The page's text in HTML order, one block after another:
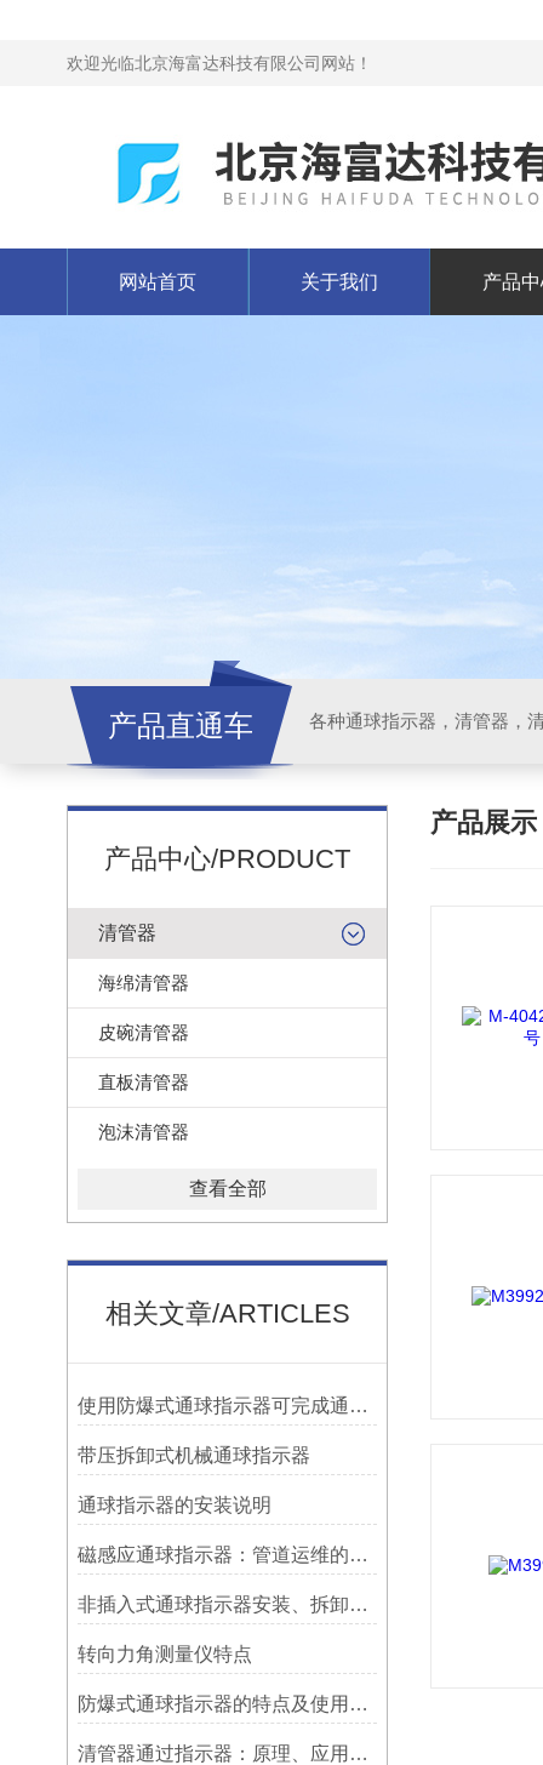
欢迎光临北京海富达科技有限公司网站！
网站首页 关于我们 产品
产品直通车 各种通球指示器，清管器，
产品中心/PRODUCT
清管器
海绵清管器
皮碗清管器
直板清管器
泡沫清管器
查看全部
相关文章/ARTICLES
使用防爆式通球指示器可完成通球指示功能
带压拆卸式机械通球指示器
​通球指示器的安装说明
磁感应通球指示器：管道运维的隐形守护者
非插入式通球指示器安装、拆卸灵活方便
转向力角测量仪特点
防爆式通球指示器的特点及使用方法
清管器通过指示器：原理、应用与维护
产品展示